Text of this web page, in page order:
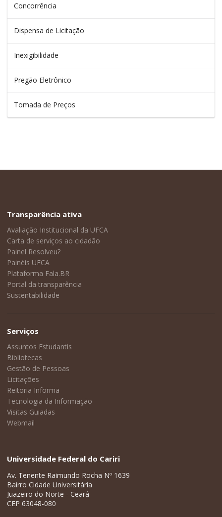
Concorrência
Dispensa de Licitação
Inexigibilidade
Pregão Eletrônico
Tomada de Preços
Transparência ativa
Avaliação Institucional da UFCA
Carta de serviços ao cidadão
Painel Resolveu?
Painéis UFCA
Plataforma Fala.BR
Portal da transparência
Sustentabilidade
Serviços
Assuntos Estudantis
Bibliotecas
Gestão de Pessoas
Licitações
Reitoria Informa
Tecnologia da Informação
Visitas Guiadas
Webmail
Universidade Federal do Cariri
Av. Tenente Raimundo Rocha Nº 1639
Bairro Cidade Universitária
Juazeiro do Norte - Ceará
CEP 63048-080